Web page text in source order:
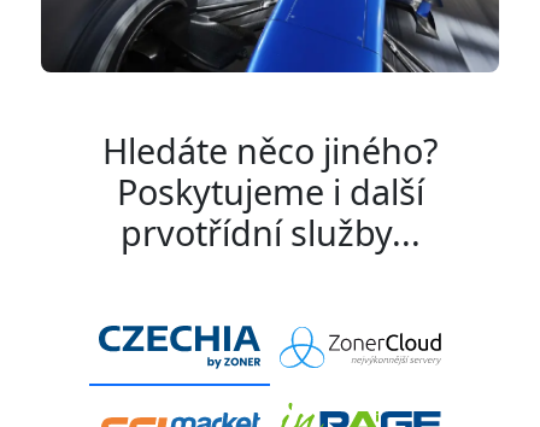
Hledáte něco jiného?
Poskytujeme i další
prvotřídní služby...